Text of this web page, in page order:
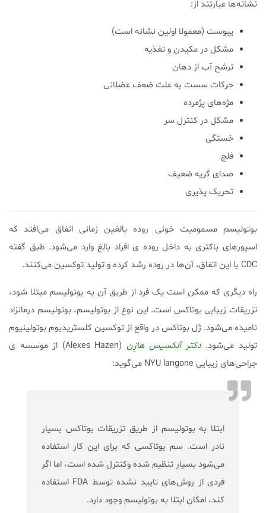
نشانه‌ها عبارتند از:
یبوست (معمولا اولین نشانه است)
مشکل در مکیدن و تغذیه
ترشح آب از دهان
حرکات سست به علت ضعف عضلانی
مژه‌های پژمرده
مشکل در کنترل سر
خستگی
فلج
صدای گریه ضعیف
تحریک پذیری
بوتولیسم مسمومیت خونی روده بالغین زمانی اتفاق می‌افتد که
اسپور‌های باکتری به داخل روده ی افراد بالغ وارد می‌شود. طبق گفته
CDC با این اتفاق، آن‌ها در روده رشد کرده و تولید توکسین می‌کنند.
راه دیگری که ممکن است یک فرد از طریق آن به بوتولیسم مبتلا شود،
تزریقات زیبایی بوتاکس است. این نوع از بوتولیسم، بوتولیسم درمانزاد
نامیده می‌شود. ژل بوتاکس در واقع از توکسین کلستریدیوم بوتولینیوم
تولید می‌شود. دکتر آلکسیس هازِن
(Alexes Hazen) از موسسه ی
جراحی‌های زیبایی NYU langone می‌گوید:
ابتلا به بوتولیسم از طریق تزریقات بوتاکس بسیار
نادر است. سم بوتاکسی که برای این کار استفاده
می‌شود بسیار تنظیم شده وکنترل شده است، اما اگر
فردی از روش‌های تایید نشده توسط FDA استفاده
کند، امکان ابتلا به بوتولیسم وجود دارد.